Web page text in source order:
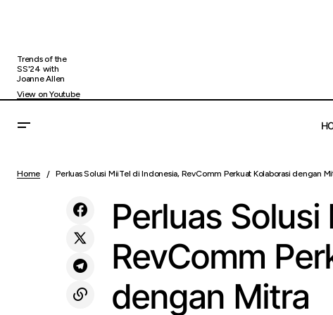
Trends of the
SS'24 with
Joanne Allen
View on Youtube
Kesempatan Emas, BINUS University
Uncategorized
Home Perluas Solusi MiiTel di Indonesia, RevComm Perkuat Kolaborasi dengan
Perluas
RevComm
dengan Mitra